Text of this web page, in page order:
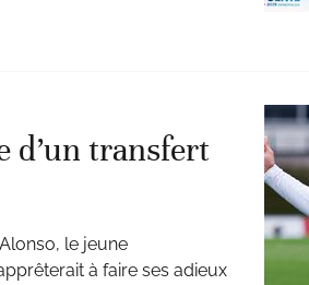
d’un transfert
le jeune
à faire ses adieux